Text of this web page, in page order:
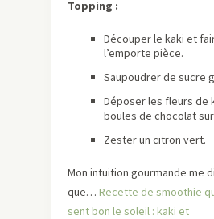
Topping :
Découper le kaki et
l’emporte pièce.
Saupoudrer de sucre
Déposer les fleurs de
boules de chocolat
Zester un citron vert.
Mon intuition gourmande me
que… Recette de smoothie
sent bon le soleil : kaki et